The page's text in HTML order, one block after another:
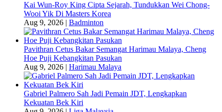
Kai Wun-Roy King Cipta Sejarah, Tundukkan Wei Chong-
Wooi Yik Di Masters Korea
Aug 9, 2026 | Badminton
Pavithran Cetus Bakar Semangat Harimau Malaya, Cheng
Hoe Puji Kebangkitan Pasukan
Aug 9, 2026 | Harimau Malaya
Gabriel Palmero Sah Jadi Pemain JDT, Lengkapkan
Kekuatan Bek Kiri